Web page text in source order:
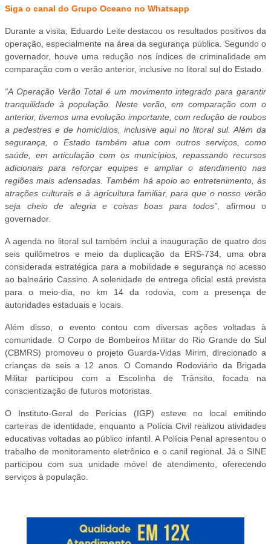
Siga o canal do Grupo Oceano no Whatsapp
Durante a visita, Eduardo Leite destacou os resultados positivos da
operação, especialmente na área da segurança pública. Segundo o
governador, houve uma redução nos índices de criminalidade em
comparação com o verão anterior, inclusive no litoral sul do Estado.
“A Operação Verão Total é um movimento integrado para garantir
tranquilidade à população. Neste verão, em comparação com o
anterior, tivemos uma evolução importante, com redução de roubos
a pedestres e de homicídios, inclusive aqui no litoral sul. Além da
segurança, o Estado também atua com outros serviços, como
saúde, em articulação com os municípios, repassando recursos
adicionais para reforçar equipes e ampliar o atendimento nas
regiões mais adensadas. Também há apoio ao entretenimento, às
atrações culturais e à agricultura familiar, para que o nosso verão
seja cheio de alegria e coisas boas para todos” , afirmou o
governador.
A agenda no litoral sul também inclui a inauguração de quatro dos
seis quilômetros e meio da duplicação da ERS-734, uma obra
considerada estratégica para a mobilidade e segurança no acesso
ao balneário Cassino. A solenidade de entrega oficial está prevista
para o meio-dia, no km 14 da rodovia, com a presença de
autoridades estaduais e locais.
Além disso, o evento contou com diversas ações voltadas à
comunidade. O Corpo de Bombeiros Militar do Rio Grande do Sul
(CBMRS) promoveu o projeto Guarda-Vidas Mirim, direcionado a
crianças de seis a 12 anos. O Comando Rodoviário da Brigada
Militar participou com a Escolinha de Trânsito, focada na
conscientização de futuros motoristas.
O Instituto-Geral de Perícias (IGP) esteve no local emitindo
carteiras de identidade, enquanto a Polícia Civil realizou atividades
educativas voltadas ao público infantil. A Polícia Penal apresentou o
trabalho de monitoramento eletrônico e o canil regional. Já o SINE
participou com sua unidade móvel de atendimento, oferecendo
serviços à população.